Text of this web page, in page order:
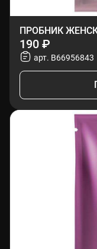
ПРОБНИК
190 ₽
арт. B66956843